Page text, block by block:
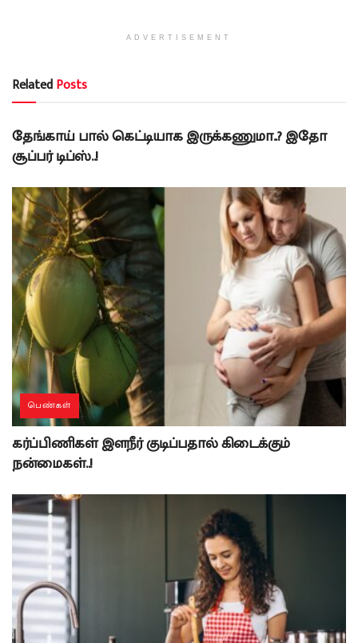
ADVERTISEMENT
RelatedPosts
பெண்கள்
தேங்காய் பால் கெட்டியாக இருக்கணுமா..? இதோ
சூப்பர் டிப்ஸ்..!
பெண்கள்
கர்ப்பிணிகள் இளநீர் குடிப்பதால் கிடைக்கும்
நன்மைகள்..!